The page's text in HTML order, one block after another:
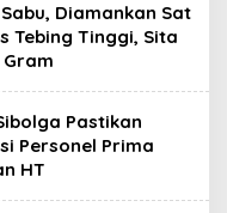
Diamankan Sat
Tebing Tinggi, Sita
Pastikan
Personel Prima
HT